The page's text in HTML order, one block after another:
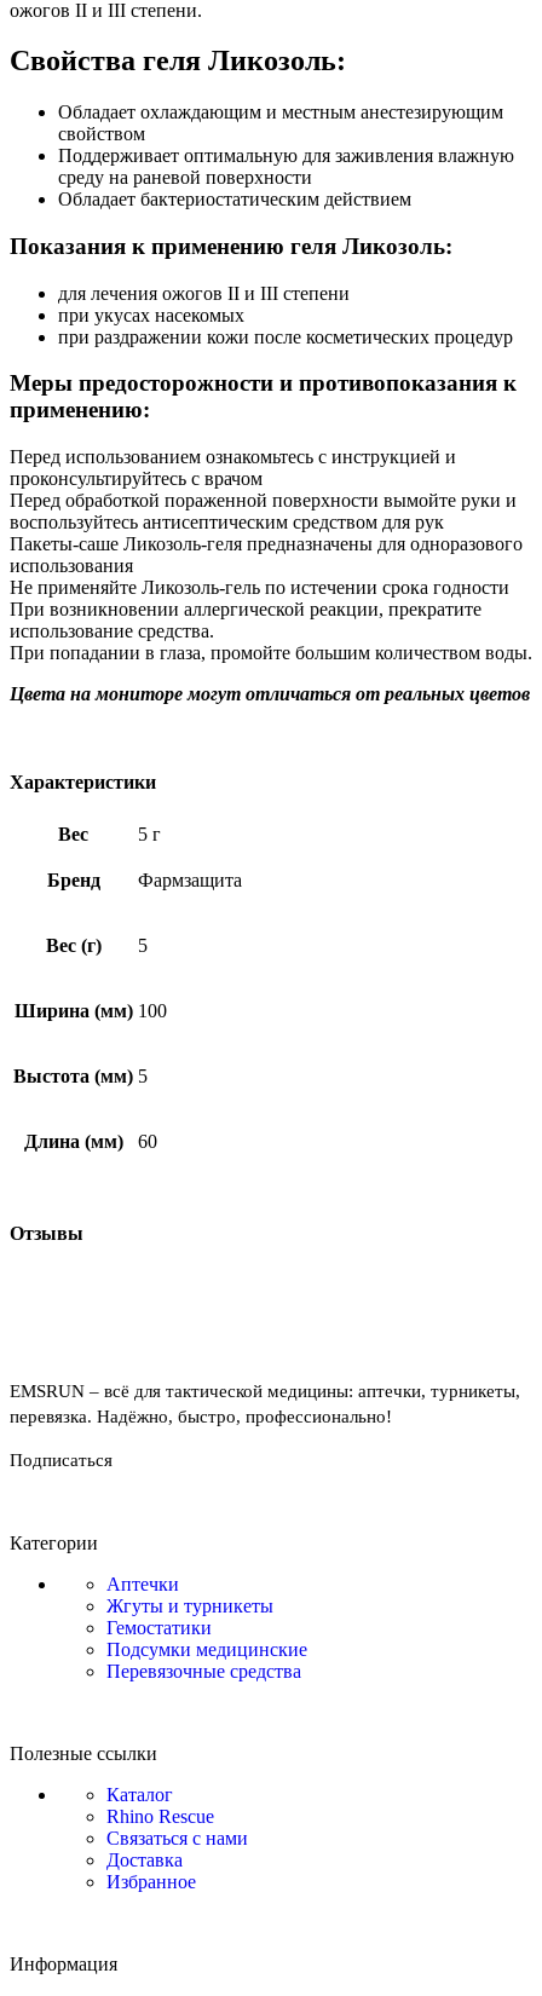
ожогов II и III степени.
Свойства геля Ликозоль:
Обладает охлаждающим и местным анестезирующим
свойством
Поддерживает оптимальную для заживления влажную
среду на раневой поверхности
Обладает бактериостатическим действием
Показания к применению геля Ликозоль:
для лечения ожогов II и III степени
при укусах насекомых
при раздражении кожи после косметических процедур
Меры предосторожности и противопоказания к
применению:
Перед использованием ознакомьтесь с инструкцией и
проконсультируйтесь с врачом
Перед обработкой пораженной поверхности вымойте руки и
воспользуйтесь антисептическим средством для рук
Пакеты-саше Ликозоль-геля предназначены для одноразового
использования
Не применяйте Ликозоль-гель по истечении срока годности
При возникновении аллергической реакции, прекратите
использование средства.
При попадании в глаза, промойте большим количеством воды.
Цвета на мониторе могут отличаться от реальных цветов
Характеристики
Вес 5 г
Бренд Фармзащита
Вес (г) 5
Ширина (мм) 100
Выстота (мм) 5
Длина (мм) 60
Отзывы
EMSRUN – всё для тактической медицины: аптечки, турникеты,
перевязка. Надёжно, быстро, профессионально!
Подписаться
Категории
Аптечки
Жгуты и турникеты
Гемостатики
Подсумки медицинские
Перевязочные средства
Полезные ссылки
Каталог
Rhino Rescue
Связаться с нами
Доставка
Избранное
Информация